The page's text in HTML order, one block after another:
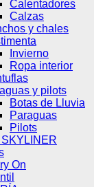
Calentadores
Calzas
y chales
Invierno
Ropa interior
y pilots
Botas de Lluvia
Paraguas
Pilots
On